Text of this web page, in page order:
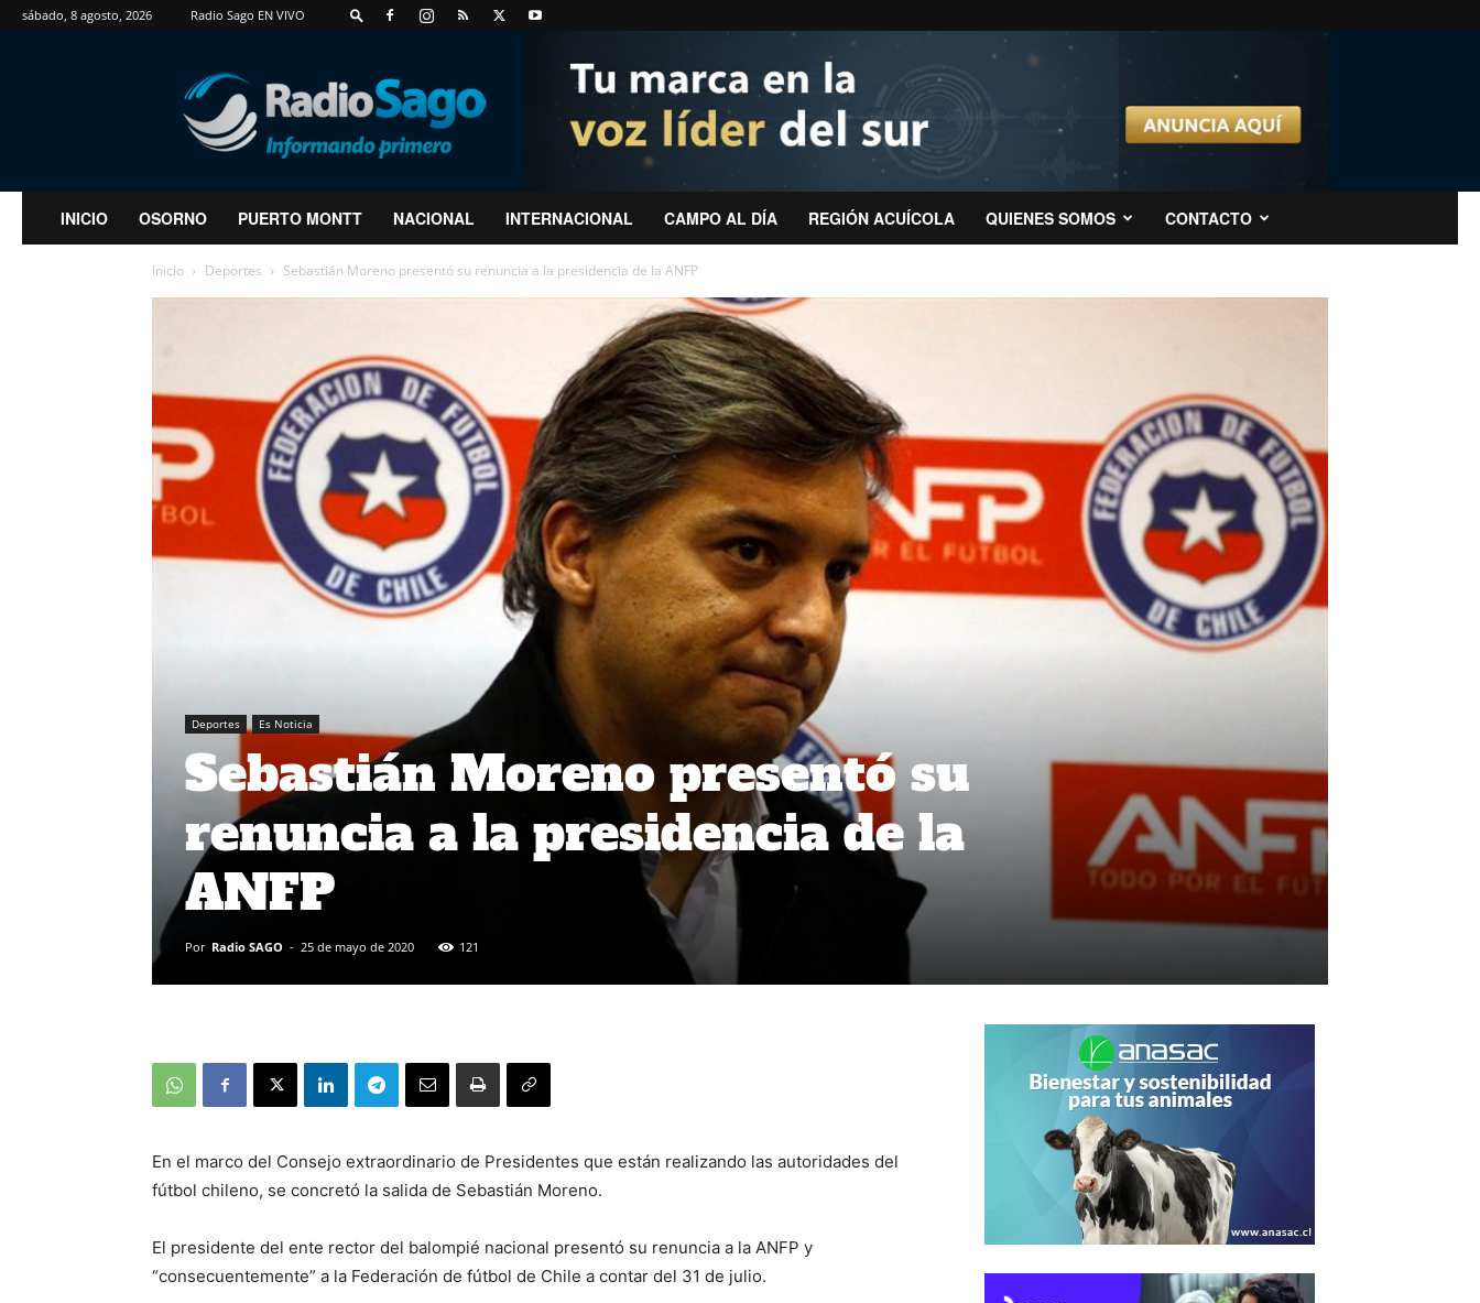
sábado, 8 agosto, 2026 Radio Sago EN VIVO
RadioSago
INICIO OSORNO PUERTO MONTT NACIONAL INTERNACIONAL CAMPO AL DÍA REGIÓN ACUÍCOLA QUIENES SOMOS CONTACTO
Inicio Deportes Sebastián Moreno presentó su renuncia a la presidencia de la ANFP
Deportes Es Noticia
Sebastián Moreno presentó su
renuncia a la presidencia de la
ANFP
Por Radio SAGO - 25 de mayo de 2020 121
En el marco del Consejo extraordinario de Presidentes que están realizando las autoridades del
fútbol chileno, se concretó la salida de Sebastián Moreno.
El presidente del ente rector del balompié nacional presentó su renuncia a la ANFP y
“consecuentemente” a la Federación de fútbol de Chile a contar del 31 de julio.